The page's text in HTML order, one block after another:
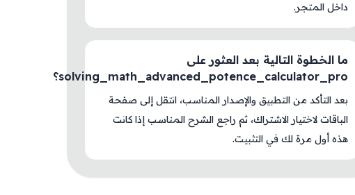
داخل المتجر.
ما الخطوة التالية بعد العثور على
solving_math_advanced_potence_calculator_pro؟
بعد التأكد من التطبيق والإصدار المناسب، انتقل إلى صفحة
الباقات لاختيار الاشتراك، ثم راجع الشرح المناسب إذا كانت
هذه أول مرة لك في التثبيت.